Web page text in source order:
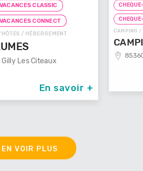
CLASSIC
CONNECT
/ HÉBERGEMENT
Les Citeaux
En savoir +
CAMPING /
EN VOIR PLUS